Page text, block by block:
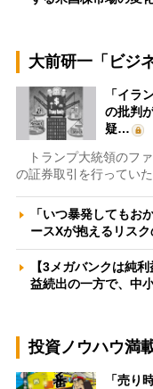
大前研一「ビジ
「イラ
の批判
疑…
トランプ大統領のフ
の証券取引を行ってい
「いつ暴発してもお
ースXが抱えるリス
【3メガバンクは純
益続出の一方で、中
投資ノウハウ満
「売り